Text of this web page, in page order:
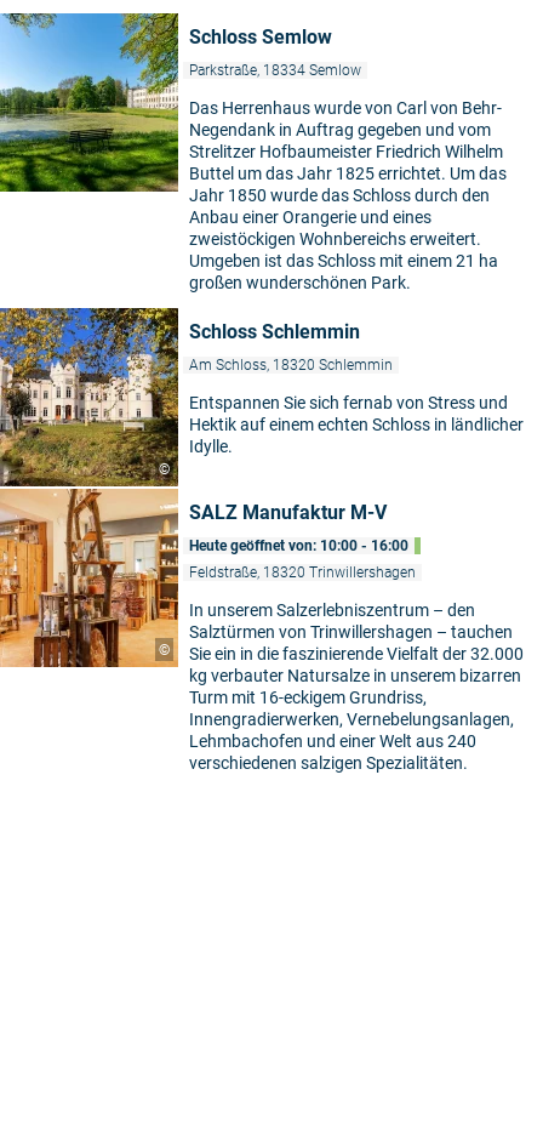
Schloss Semlow
Parkstraße, 18334 Semlow
Das Herrenhaus wurde von Carl von Behr-
Negendank in Auftrag gegeben und vom
Strelitzer Hofbaumeister Friedrich Wilhelm
Buttel um das Jahr 1825 errichtet. Um das
Jahr 1850 wurde das Schloss durch den
Anbau einer Orangerie und eines
zweistöckigen Wohnbereichs erweitert.
Umgeben ist das Schloss mit einem 21 ha
großen wunderschönen Park.
©
Schloss Schlemmin
Am Schloss, 18320 Schlemmin
Entspannen Sie sich fernab von Stress und
Hektik auf einem echten Schloss in ländlicher
Idylle.
©
SALZ Manufaktur M-V
Heute geöffnet von: 10:00 - 16:00
Feldstraße, 18320 Trinwillershagen
In unserem Salzerlebniszentrum – den
Salztürmen von Trinwillershagen – tauchen
Sie ein in die faszinierende Vielfalt der 32.000
kg verbauter Natursalze in unserem bizarren
Turm mit 16-eckigem Grundriss,
Innengradierwerken, Vernebelungsanlagen,
Lehmbachofen und einer Welt aus 240
verschiedenen salzigen Spezialitäten.